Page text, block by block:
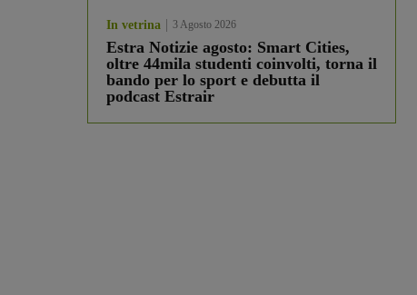
In vetrina 3 Agosto 2026
Estra Notizie agosto: Smart Cities,
oltre 44mila studenti coinvolti, torna il
bando per lo sport e debutta il
podcast Estrair